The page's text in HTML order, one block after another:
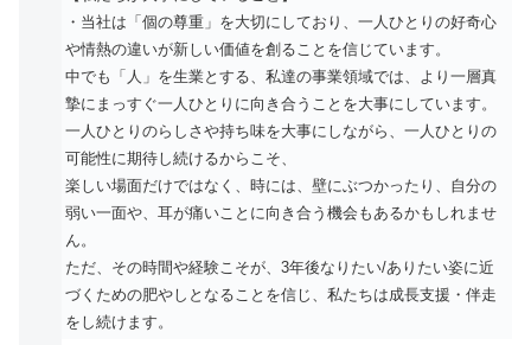
・当社は「個の尊重」を大切にしており、一人ひとりの好奇心
や情熱の違いが新しい価値を創ることを信じています。
中でも「人」を生業とする、私達の事業領域では、より一層真
摯にまっすぐ一人ひとりに向き合うことを大事にしています。
一人ひとりのらしさや持ち味を大事にしながら、一人ひとりの
可能性に期待し続けるからこそ、
楽しい場面だけではなく、時には、壁にぶつかったり、自分の
弱い一面や、耳が痛いことに向き合う機会もあるかもしれませ
ん。
ただ、その時間や経験こそが、3年後なりたい/ありたい姿に近
づくための肥やしとなることを信じ、私たちは成長支援・伴走
をし続けます。